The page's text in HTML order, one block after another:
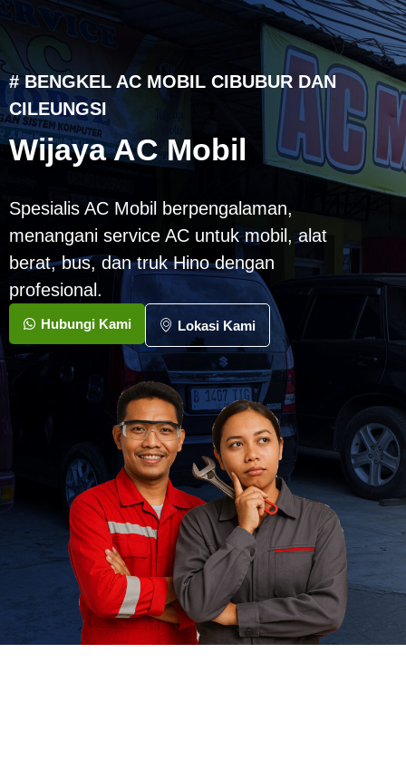
# BENGKEL AC MOBIL CIBUBUR DAN
CILEUNGSI
Wijaya AC Mobil
Spesialis AC Mobil berpengalaman,
menangani service AC untuk mobil, alat
berat, bus, dan truk Hino dengan
profesional.
Hubungi Kami Lokasi Kami